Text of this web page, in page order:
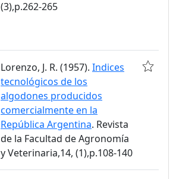
(3),p.262-265
Lorenzo, J. R. (1957). Indices
tecnológicos de los
algodones producidos
comercialmente en la
República Argentina. Revista
de la Facultad de Agronomía
y Veterinaria,14, (1),p.108-140